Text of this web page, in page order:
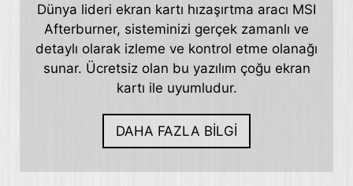
Dünya lideri ekran kartı hızaşırtma aracı MSI
Afterburner, sisteminizi gerçek zamanlı ve
detaylı olarak izleme ve kontrol etme olanağı
sunar. Ücretsiz olan bu yazılım çoğu ekran
kartı ile uyumludur.
DAHA FAZLA BİLGİ